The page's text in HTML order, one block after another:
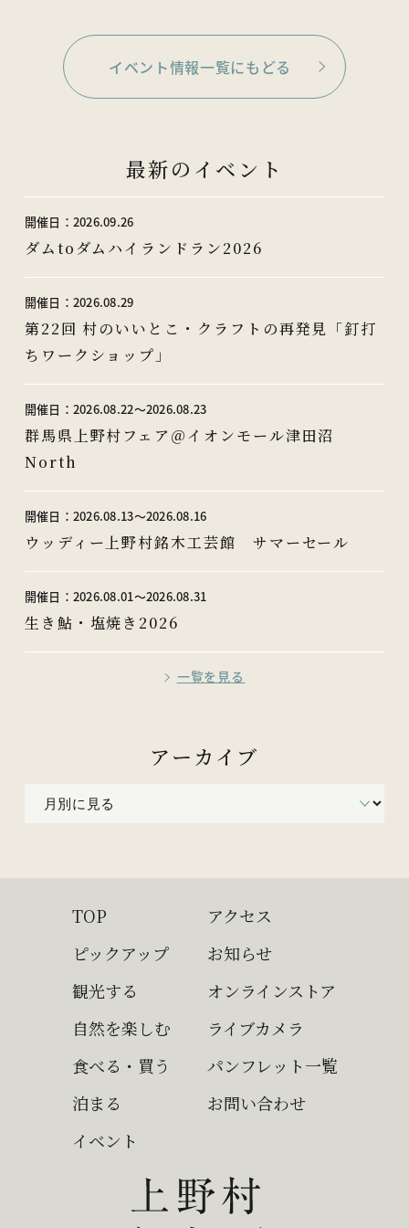
イベント情報一覧にもどる
最新のイベント
開催日： 2026.09.26
ダムtoダムハイランドラン2026
開催日： 2026.08.29
第22回 村のいいとこ・クラフトの再発見「釘打
ちワークショップ」
開催日： 2026.08.22〜2026.08.23
群馬県上野村フェア＠イオンモール津田沼
North
開催日： 2026.08.13〜2026.08.16
ウッディー上野村銘木工芸館 サマーセール
開催日： 2026.08.01〜2026.08.31
生き鮎・塩焼き2026
一覧を見る
アーカイブ
TOP
ピックアップ
観光する
自然を楽しむ
食べる・買う
泊まる
イベント
アクセス
お知らせ
オンラインストア
ライブカメラ
パンフレット一覧
お問い合わせ